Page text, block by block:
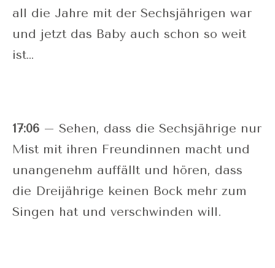
all die Jahre mit der Sechsjährigen war
und jetzt das Baby auch schon so weit
ist…
17:06 – Sehen, dass die Sechsjährige nur
Mist mit ihren Freundinnen macht und
unangenehm auffällt und hören, dass
die Dreijährige keinen Bock mehr zum
Singen hat und verschwinden will.